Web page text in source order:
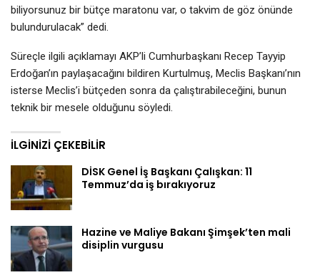
biliyorsunuz bir bütçe maratonu var, o takvim de göz önünde
bulundurulacak” dedi.
Süreçle ilgili açıklamayı AKP’li Cumhurbaşkanı Recep Tayyip
Erdoğan’ın paylaşacağını bildiren Kurtulmuş, Meclis Başkanı’nın
isterse Meclis’i bütçeden sonra da çalıştırabileceğini, bunun
teknik bir mesele olduğunu söyledi.
İLGINIZI ÇEKEBILIR
DİSK Genel İş Başkanı Çalışkan: 11
Temmuz’da iş bırakıyoruz
Hazine ve Maliye Bakanı Şimşek’ten mali
disiplin vurgusu